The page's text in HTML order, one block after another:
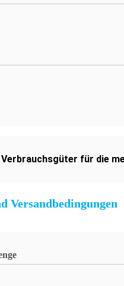
Verbrauchsgüter für die
Versandbedingungen